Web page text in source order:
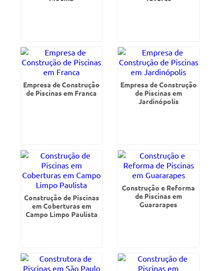
Empresa de Construção
de Piscinas em Franca
Empresa de Construção
de Piscinas em
Jardinópolis
Construção de Piscinas
em Coberturas em
Campo Limpo Paulista
Construção e Reforma
de Piscinas em
Guararapes